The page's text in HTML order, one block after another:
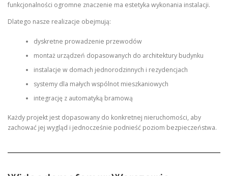
funkcjonalności ogromne znaczenie ma estetyka wykonania instalacji.
Dlatego nasze realizacje obejmują:
dyskretne prowadzenie przewodów
montaż urządzeń dopasowanych do architektury budynku
instalacje w domach jednorodzinnych i rezydencjach
systemy dla małych wspólnot mieszkaniowych
integrację z automatyką bramową
Każdy projekt jest dopasowany do konkretnej nieruchomości, aby
zachować jej wygląd i jednocześnie podnieść poziom bezpieczeństwa.